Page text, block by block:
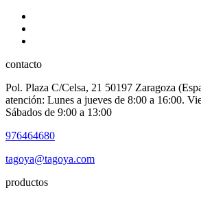
contacto
Pol. Plaza C/Celsa, 21 50197 Zaragoza
atención: Lunes a jueves de 8:00 a 16:00.
Sábados de 9:00 a 13:00
976464680
tagoya@tagoya.com
productos